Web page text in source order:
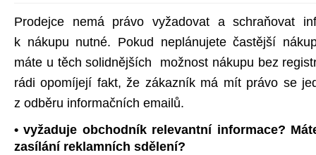
Prodejce nemá právo vyžadovat a schraňovat
k nákupu nutné. Pokud neplánujete častější
máte u těch solidnějších možnost nákupu bez
rádi opomíjejí fakt, že zákazník má mít právo se
z odběru informačních emailů.
• vyžaduje obchodník relevantní informace?
zasílání reklamních sdělení?